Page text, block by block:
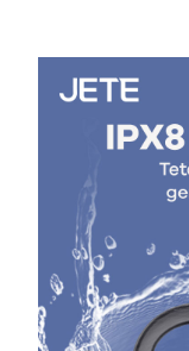
Penutup telinga x2
Sticker x1
Buku Pandua x1
Catatan
Hindari
lembab. Hal ini
Jangan gunakan